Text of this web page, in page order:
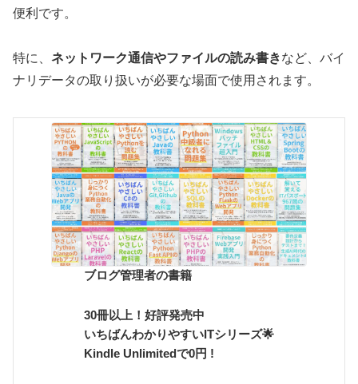
便利です。
特に、 ネットワーク通信やファイルの読み書きなど、バイ
ナリデータの取り扱いが必要な場面で使用されます。
ブログ管理者の書籍
30冊以上！好評発売中
いちばんわかりやすいITシリーズ🌟
Kindle Unlimitedで0円 !